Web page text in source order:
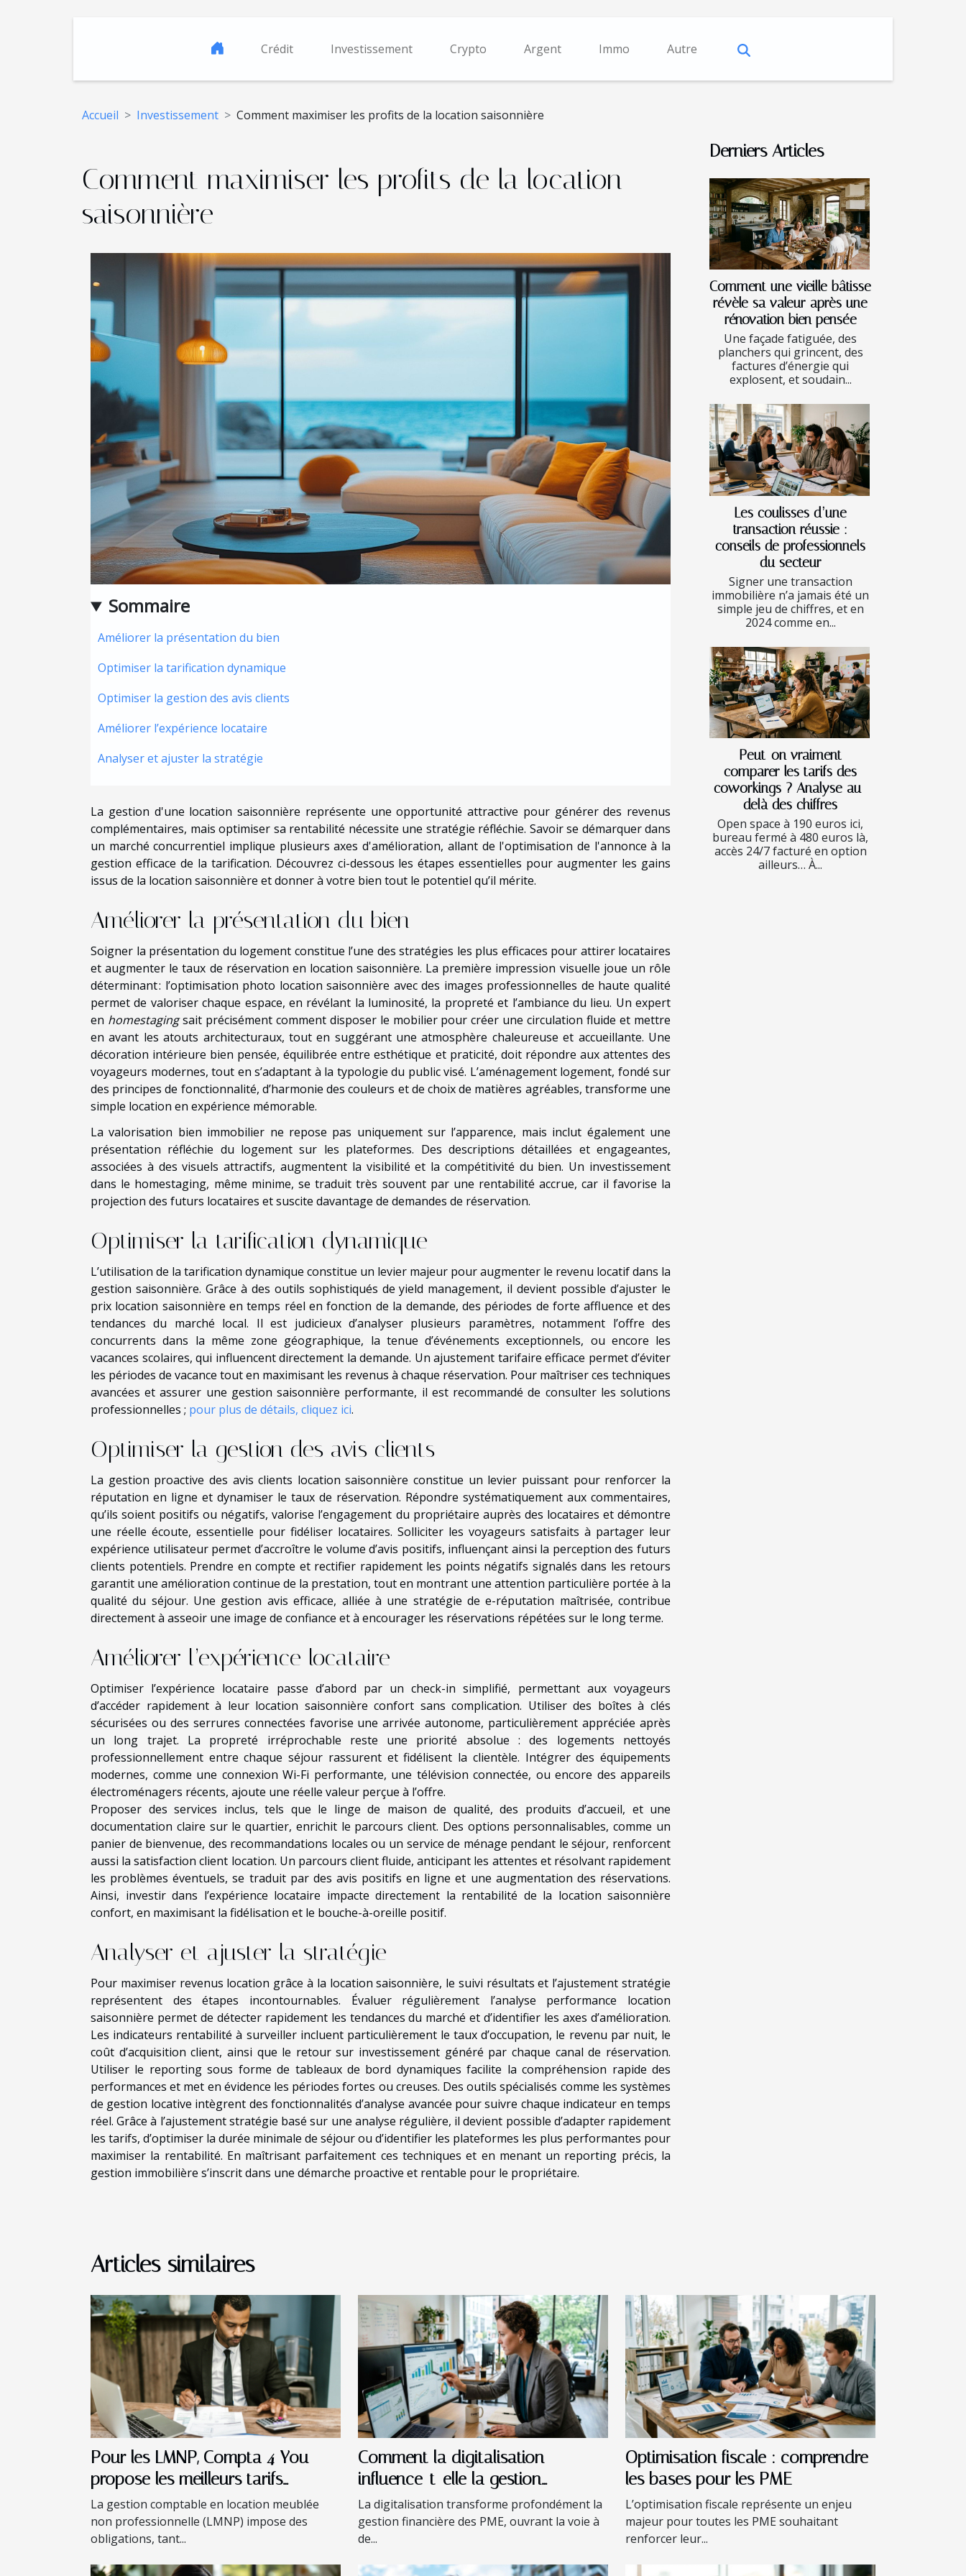
Crédit Investissement Crypto Argent Immo Autre
Accueil Investissement Comment maximiser les profits de la location saisonnière
Comment maximiser les profits de la location
saisonnière
Sommaire
Améliorer la présentation du bien
Optimiser la tarification dynamique
Optimiser la gestion des avis clients
Améliorer l’expérience locataire
Analyser et ajuster la stratégie
La gestion d'une location saisonnière représente une opportunité attractive pour générer des revenus
complémentaires, mais optimiser sa rentabilité nécessite une stratégie réfléchie. Savoir se démarquer dans
un marché concurrentiel implique plusieurs axes d'amélioration, allant de l'optimisation de l'annonce à la
gestion efficace de la tarification. Découvrez ci-dessous les étapes essentielles pour augmenter les gains
issus de la location saisonnière et donner à votre bien tout le potentiel qu’il mérite.
Améliorer la présentation du bien
Soigner la présentation du logement constitue l’une des stratégies les plus efficaces pour attirer locataires
et augmenter le taux de réservation en location saisonnière. La première impression visuelle joue un rôle
déterminant : l’optimisation photo location saisonnière avec des images professionnelles de haute qualité
permet de valoriser chaque espace, en révélant la luminosité, la propreté et l’ambiance du lieu. Un expert
en homestagingsait précisément comment disposer le mobilier pour créer une circulation fluide et mettre
en avant les atouts architecturaux, tout en suggérant une atmosphère chaleureuse et accueillante. Une
décoration intérieure bien pensée, équilibrée entre esthétique et praticité, doit répondre aux attentes des
voyageurs modernes, tout en s’adaptant à la typologie du public visé. L’aménagement logement, fondé sur
des principes de fonctionnalité, d’harmonie des couleurs et de choix de matières agréables, transforme une
simple location en expérience mémorable.
La valorisation bien immobilier ne repose pas uniquement sur l’apparence, mais inclut également une
présentation réfléchie du logement sur les plateformes. Des descriptions détaillées et engageantes,
associées à des visuels attractifs, augmentent la visibilité et la compétitivité du bien. Un investissement
dans le homestaging, même minime, se traduit très souvent par une rentabilité accrue, car il favorise la
projection des futurs locataires et suscite davantage de demandes de réservation.
Optimiser la tarification dynamique
L’utilisation de la tarification dynamique constitue un levier majeur pour augmenter le revenu locatif dans la
gestion saisonnière. Grâce à des outils sophistiqués de yield management, il devient possible d’ajuster le
prix location saisonnière en temps réel en fonction de la demande, des périodes de forte affluence et des
tendances du marché local. Il est judicieux d’analyser plusieurs paramètres, notamment l’offre des
concurrents dans la même zone géographique, la tenue d’événements exceptionnels, ou encore les
vacances scolaires, qui influencent directement la demande. Un ajustement tarifaire efficace permet d’éviter
les périodes de vacance tout en maximisant les revenus à chaque réservation. Pour maîtriser ces techniques
avancées et assurer une gestion saisonnière performante, il est recommandé de consulter les solutions
professionnelles ; pour plus de détails, cliquez ici.
Optimiser la gestion des avis clients
La gestion proactive des avis clients location saisonnière constitue un levier puissant pour renforcer la
réputation en ligne et dynamiser le taux de réservation. Répondre systématiquement aux commentaires,
qu’ils soient positifs ou négatifs, valorise l’engagement du propriétaire auprès des locataires et démontre
une réelle écoute, essentielle pour fidéliser locataires. Solliciter les voyageurs satisfaits à partager leur
expérience utilisateur permet d’accroître le volume d’avis positifs, influençant ainsi la perception des futurs
clients potentiels. Prendre en compte et rectifier rapidement les points négatifs signalés dans les retours
garantit une amélioration continue de la prestation, tout en montrant une attention particulière portée à la
qualité du séjour. Une gestion avis efficace, alliée à une stratégie de e-réputation maîtrisée, contribue
directement à asseoir une image de confiance et à encourager les réservations répétées sur le long terme.
Améliorer l’expérience locataire
Optimiser l’expérience locataire passe d’abord par un check-in simplifié, permettant aux voyageurs
d’accéder rapidement à leur location saisonnière confort sans complication. Utiliser des boîtes à clés
sécurisées ou des serrures connectées favorise une arrivée autonome, particulièrement appréciée après
un long trajet. La propreté irréprochable reste une priorité absolue : des logements nettoyés
professionnellement entre chaque séjour rassurent et fidélisent la clientèle. Intégrer des équipements
modernes, comme une connexion Wi-Fi performante, une télévision connectée, ou encore des appareils
électroménagers récents, ajoute une réelle valeur perçue à l’offre.
Proposer des services inclus, tels que le linge de maison de qualité, des produits d’accueil, et une
documentation claire sur le quartier, enrichit le parcours client. Des options personnalisables, comme un
panier de bienvenue, des recommandations locales ou un service de ménage pendant le séjour, renforcent
aussi la satisfaction client location. Un parcours client fluide, anticipant les attentes et résolvant rapidement
les problèmes éventuels, se traduit par des avis positifs en ligne et une augmentation des réservations.
Ainsi, investir dans l’expérience locataire impacte directement la rentabilité de la location saisonnière
confort, en maximisant la fidélisation et le bouche-à-oreille positif.
Analyser et ajuster la stratégie
Pour maximiser revenus location grâce à la location saisonnière, le suivi résultats et l’ajustement stratégie
représentent des étapes incontournables. Évaluer régulièrement l’analyse performance location
saisonnière permet de détecter rapidement les tendances du marché et d’identifier les axes d’amélioration.
Les indicateurs rentabilité à surveiller incluent particulièrement le taux d’occupation, le revenu par nuit, le
coût d’acquisition client, ainsi que le retour sur investissement généré par chaque canal de réservation.
Utiliser le reporting sous forme de tableaux de bord dynamiques facilite la compréhension rapide des
performances et met en évidence les périodes fortes ou creuses. Des outils spécialisés comme les systèmes
de gestion locative intègrent des fonctionnalités d’analyse avancée pour suivre chaque indicateur en temps
réel. Grâce à l’ajustement stratégie basé sur une analyse régulière, il devient possible d’adapter rapidement
les tarifs, d’optimiser la durée minimale de séjour ou d’identifier les plateformes les plus performantes pour
maximiser la rentabilité. En maîtrisant parfaitement ces techniques et en menant un reporting précis, la
gestion immobilière s’inscrit dans une démarche proactive et rentable pour le propriétaire.
Derniers Articles
Comment une vieille bâtisse
révèle sa valeur après une
rénovation bien pensée
Une façade fatiguée, des
planchers qui grincent, des
factures d’énergie qui
explosent, et soudain...
Les coulisses d’une
transaction réussie :
conseils de professionnels
du secteur
Signer une transaction
immobilière n’a jamais été un
simple jeu de chiffres, et en
2024 comme en...
Peut-on vraiment
comparer les tarifs des
coworkings ? Analyse au-
delà des chiffres
Open space à 190 euros ici,
bureau fermé à 480 euros là,
accès 24/7 facturé en option
ailleurs… À...
Articles similaires
Pour les LMNP, Compta 4 You
propose les meilleurs tarifs
comptables en ligne !
La gestion comptable en location meublée
non professionnelle (LMNP) impose des
obligations, tant...
Comment la digitalisation
influence-t-elle la gestion
financière des PME ?
La digitalisation transforme profondément la
gestion financière des PME, ouvrant la voie à
de...
Optimisation fiscale : comprendre
les bases pour les PME
L’optimisation fiscale représente un enjeu
majeur pour toutes les PME souhaitant
renforcer leur...